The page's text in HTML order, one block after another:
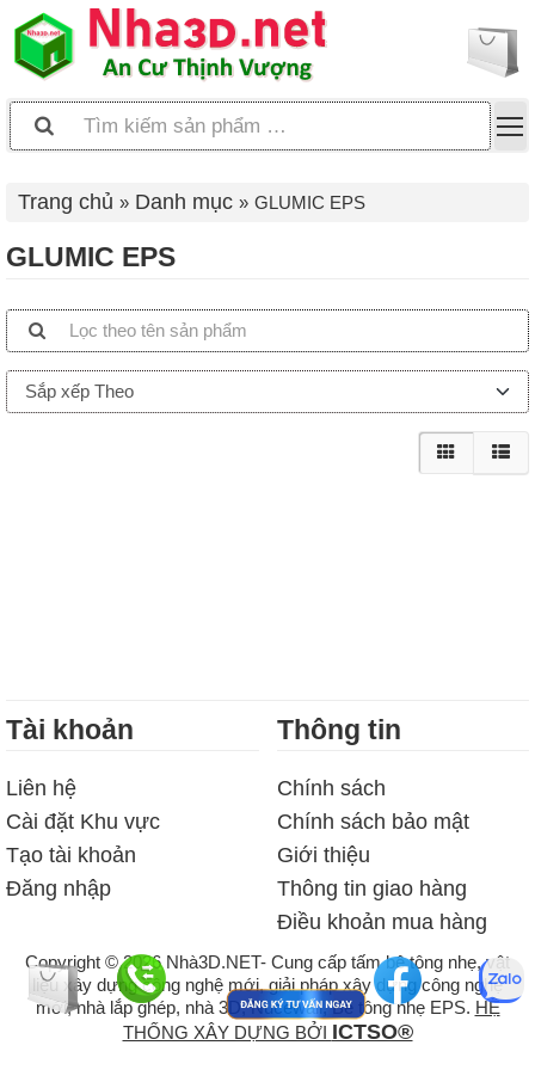
Trang chủ Danh mục GLUMIC EPS
GLUMIC EPS
Sắp xếp Theo
Tài khoản
Liên hệ
Cài đặt Khu vực
Tạo tài khoản
Đăng nhập
Thông tin
Chính sách
Chính sách bảo mật
Giới thiệu
Thông tin giao hàng
Điều khoản mua hàng
Copyright © 2026 Nhà3D.NET- Cung cấp tấm bê tông nhẹ, vật
liệu xây dựng công nghệ mới, giải pháp xây dựng công nghệ
mới, nhà lắp ghép, nhà 3D, Nucewall, Bê tông nhẹ EPS. HỆ
THỐNG XÂY DỰNG BỞI ICTSO®